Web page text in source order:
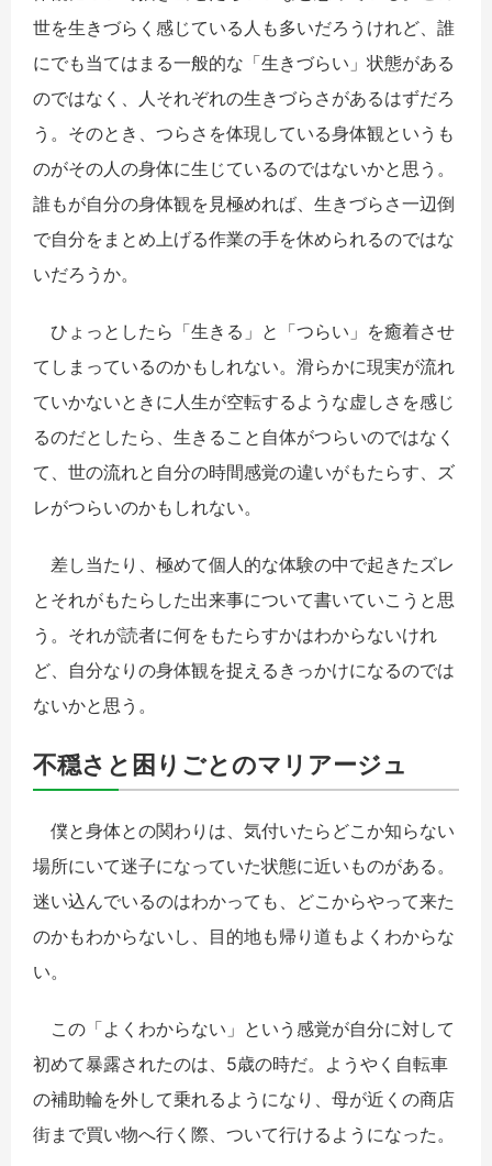
世を生きづらく感じている人も多いだろうけれど、誰
にでも当てはまる一般的な「生きづらい」状態がある
のではなく、人それぞれの生きづらさがあるはずだろ
う。そのとき、つらさを体現している身体観というも
のがその人の身体に生じているのではないかと思う。
誰もが自分の身体観を見極めれば、生きづらさ一辺倒
で自分をまとめ上げる作業の手を休められるのではな
いだろうか。
ひょっとしたら「生きる」と「つらい」を癒着させ
てしまっているのかもしれない。滑らかに現実が流れ
ていかないときに人生が空転するような虚しさを感じ
るのだとしたら、生きること自体がつらいのではなく
て、世の流れと自分の時間感覚の違いがもたらす、ズ
レがつらいのかもしれない。
差し当たり、極めて個人的な体験の中で起きたズレ
とそれがもたらした出来事について書いていこうと思
う。それが読者に何をもたらすかはわからないけれ
ど、自分なりの身体観を捉えるきっかけになるのでは
ないかと思う。
不穏さと困りごとのマリアージュ
僕と身体との関わりは、気付いたらどこか知らない
場所にいて迷子になっていた状態に近いものがある。
迷い込んでいるのはわかっても、どこからやって来た
のかもわからないし、目的地も帰り道もよくわからな
い。
この「よくわからない」という感覚が自分に対して
初めて暴露されたのは、5歳の時だ。ようやく自転車
の補助輪を外して乗れるようになり、母が近くの商店
街まで買い物へ行く際、ついて行けるようになった。